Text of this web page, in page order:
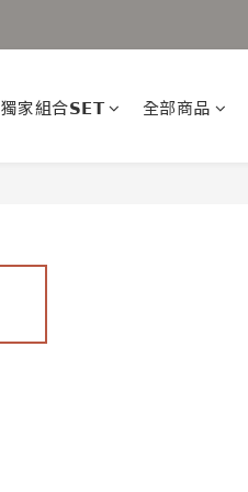
獨家組合𝗦𝗘𝗧 全部商品